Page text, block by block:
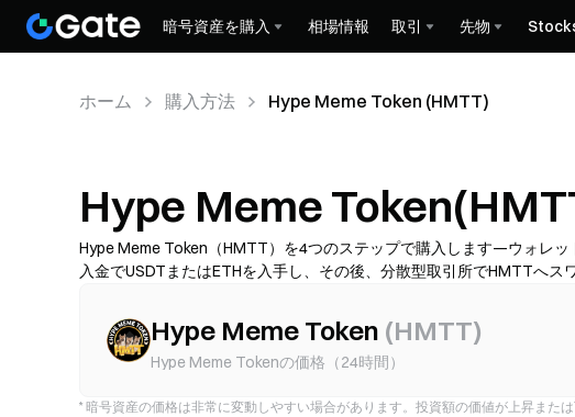
暗号資産を購入 相場情報 取引 先物
ホーム 購入方法 Hype Meme Token (HMTT)
Hype Meme
Hype Meme Token（HMTT）を4つのステップで購入します—ウォレ
入金でUSDTまたはETHを入手し、その後、分散型取引所でHMTTへ
って異なります。Hype Meme Token (HMTT)
Hype Meme Tokenの価格（24時間）
* 暗号資産の価格は非常に変動しやすい場合があります。投資額の価値が上昇また